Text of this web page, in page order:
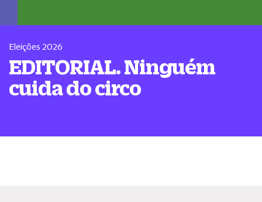
Eleições 2026
EDITORIAL. Ninguém
cuida do circo